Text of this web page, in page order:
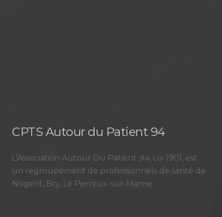
CPTS Autour du Patient 94
L’Association Autour Du Patient 94, Loi 1901, est
un regroupement de professionnels de santé de
Nogent, Bry, Le Perreux-sur-Marne.